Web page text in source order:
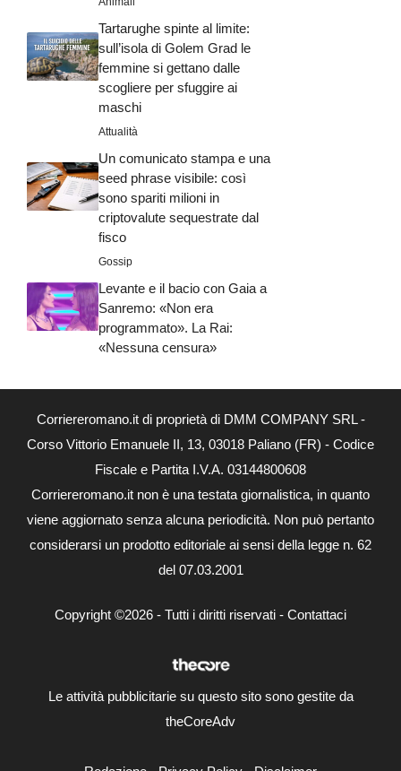
Tartarughe spinte al limite:
sull’isola di Golem Grad le
femmine si gettano dalle
scogliere per sfuggire ai
maschi
Attualità
Un comunicato stampa e una
seed phrase visibile: così
sono spariti milioni in
criptovalute sequestrate dal
fisco
Gossip
Levante e il bacio con Gaia a
Sanremo: «Non era
programmato». La Rai:
«Nessuna censura»
Corriereromano.it di proprietà di DMM COMPANY SRL -
Corso Vittorio Emanuele II, 13, 03018 Paliano (FR) - Codice
Fiscale e Partita I.V.A. 03144800608
Corriereromano.it non è una testata giornalistica, in quanto
viene aggiornato senza alcuna periodicità. Non può pertanto
considerarsi un prodotto editoriale ai sensi della legge n. 62
del 07.03.2001
Copyright ©2026 - Tutti i diritti riservati - Contattaci
Le attività pubblicitarie su questo sito sono gestite da
theCoreAdv